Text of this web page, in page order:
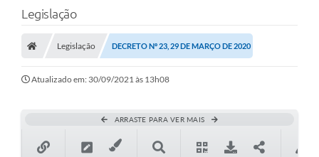
Transparência
Legislação
Editais
Legislação
Legislação DECRETO Nº 23, 29 DE MARÇO DE 2020
Atualizado em: 30/09/2021 às 13h08
ARRASTE PARA VER MAIS